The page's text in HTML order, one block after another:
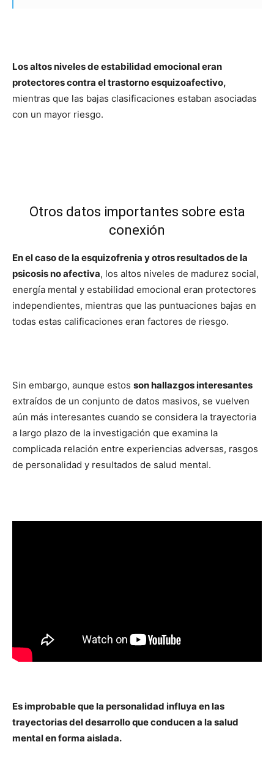
Los altos niveles de estabilidad emocional eran
protectores contra el trastorno esquizoafectivo,
mientras que las bajas clasificaciones estaban asociadas
con un mayor riesgo.
Otros datos importantes sobre esta
conexión
En el caso de la esquizofrenia y otros resultados de la
psicosis no afectiva, los altos niveles de madurez social,
energía mental y estabilidad emocional eran protectores
independientes, mientras que las puntuaciones bajas en
todas estas calificaciones eran factores de riesgo.
Sin embargo, aunque estos son hallazgos interesantes
extraídos de un conjunto de datos masivos, se vuelven
aún más interesantes cuando se considera la trayectoria
a largo plazo de la investigación que examina la
complicada relación entre experiencias adversas, rasgos
de personalidad y resultados de salud mental.
Es improbable que la personalidad influya en las
trayectorias del desarrollo que conducen a la salud
mental en forma aislada.